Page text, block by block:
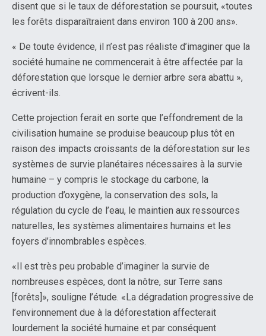
disent que si le taux de déforestation se poursuit, «toutes
les forêts disparaîtraient dans environ 100 à 200 ans».
« De toute évidence, il n’est pas réaliste d’imaginer que la
société humaine ne commencerait à être affectée par la
déforestation que lorsque le dernier arbre sera abattu »,
écrivent-ils.
Cette projection ferait en sorte que l’effondrement de la
civilisation humaine se produise beaucoup plus tôt en
raison des impacts croissants de la déforestation sur les
systèmes de survie planétaires nécessaires à la survie
humaine – y compris le stockage du carbone, la
production d’oxygène, la conservation des sols, la
régulation du cycle de l’eau, le maintien aux ressources
naturelles, les systèmes alimentaires humains et les
foyers d’innombrables espèces.
«Il est très peu probable d’imaginer la survie de
nombreuses espèces, dont la nôtre, sur Terre sans
[forêts]», souligne l’étude. «La dégradation progressive de
l’environnement due à la déforestation affecterait
lourdement la société humaine et par conséquent